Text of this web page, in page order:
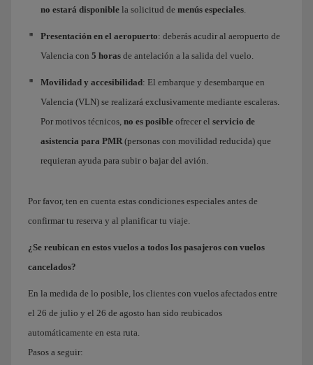
no estará disponible la solicitud de menús especiales.
Presentación en el aeropuerto: deberás acudir al aeropuerto de
Valencia con 5 horas de antelación a la salida del vuelo.
Movilidad y accesibilidad: El embarque y desembarque en
Valencia (VLN) se realizará exclusivamente mediante escaleras.
Por motivos técnicos, no es posible ofrecer el servicio de
asistencia para PMR(personas con movilidad reducida) que
requieran ayuda para subir o bajar del avión.
Por favor, ten en cuenta estas condiciones especiales antes de
confirmar tu reserva y al planificar tu viaje.
¿Se reubican en estos vuelos a todos los pasajeros con vuelos
cancelados?
En la medida de lo posible, los clientes con vuelos afectados entre
el 26 de julio y el 26 de agosto han sido reubicados
automáticamente en esta ruta.
Pasos a seguir: